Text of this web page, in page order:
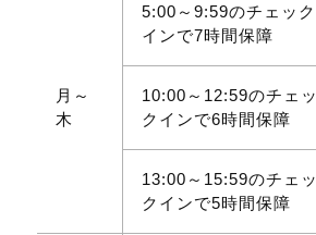
月～
木
5:00～9:59のチェック
インで7時間保障
10:00～12:59のチェッ
クインで6時間保障
13:00～15:59のチェッ
クインで5時間保障